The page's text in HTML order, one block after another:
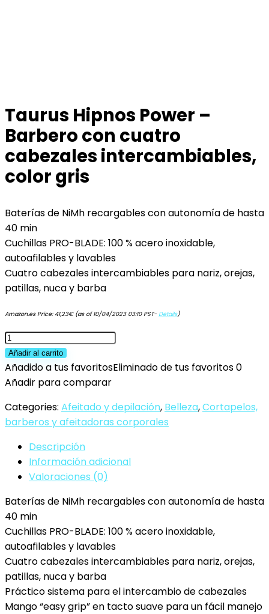
Taurus Hipnos Power –
Barbero con cuatro
cabezales intercambiables,
color gris
Baterías de NiMh recargables con autonomía de hasta
40 min
Cuchillas PRO-BLADE: 100 % acero inoxidable,
autoafilables y lavables
Cuatro cabezales intercambiables para nariz, orejas,
patillas, nuca y barba
Amazon.es Price: 41,23€(as of 10/04/2023 03:10 PST-Details)
Taurus
Hipnos
Power
-
con
cuatro
cabezales
intercambiables,
color
cantidad
Añadir al carrito
Añadido a tus favoritosEliminado de tus favoritos0
Añadir para comparar
Categories: Afeitado y depilación, Belleza,Cortapelos,
barberos y afeitadoras corporales
Descripción
Información adicional
Valoraciones (0)
Baterías de NiMh recargables con autonomía de hasta
40 min
Cuchillas PRO-BLADE: 100 % acero inoxidable,
autoafilables y lavables
Cuatro cabezales intercambiables para nariz, orejas,
patillas, nuca y barba
Práctico sistema para el intercambio de cabezales
Mango “easy grip” en tacto suave para un fácil manejo